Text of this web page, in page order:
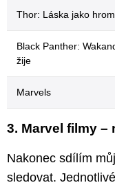
Thor: Láska jako hrom
Black Panther:
žije
Marvels
3. Marvel filmy
Nakonec sdílím
sledovat.